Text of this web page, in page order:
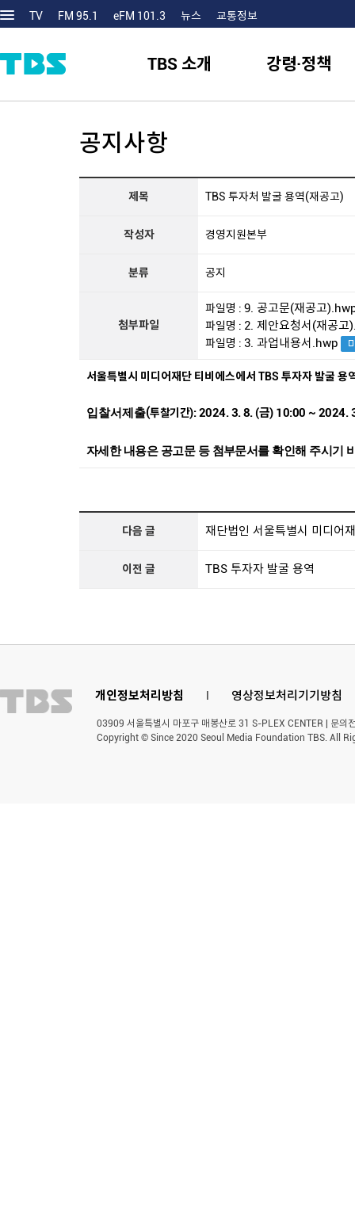
TV FM 95.1 eFM 101.3 뉴스 교통정보
TBS 소개 강령·정책
공지사항
제목 TBS 투자처 발굴 용역(재공고)
작성자 경영지원본부
분류 공지
첨부파일
파일명 : 9. 공고문(재공고
파일명 : 2. 제안요청서(재공고
파일명 : 3. 과업내용서.hwp
서울특별시 미디어재단 티비에스에서 TBS 투자자 발굴
입찰서제출(투찰기간): 2024. 3. 8. (금) 10:00 ~ 2024.
자세한 내용은 공고문 등 첨부문서를 확인해 주시기
다음 글 재단법인 서울특별시 미디어
이전 글 TBS 투자자 발굴 용역
개인정보처리방침 l 영상정보처리기기방침
03909 서울특별시 마포구 매봉산로 31 S-PLEX CENTER | 문
Copyright © Since 2020 Seoul Media Foundation TBS. All